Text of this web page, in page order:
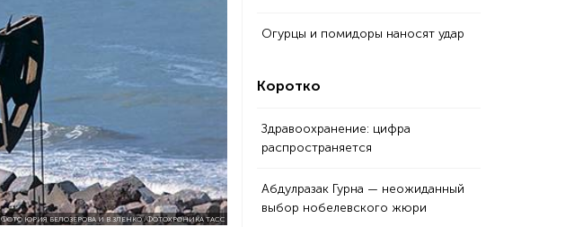
ФОТО ЮРИЯ БЕЛОЗЕРОВА И В.ЗЛЕНКО /ФОТОХРОНИКА ТАСС
Огурцы и помидоры наносят удар
Коротко
Здравоохранение: цифра
распространяется
Абдулразак Гурна — неожиданный
выбор нобелевского жюри